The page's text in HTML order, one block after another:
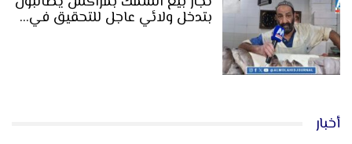
بتدخل ولائي عاجل للتحقيق في…
أخبار